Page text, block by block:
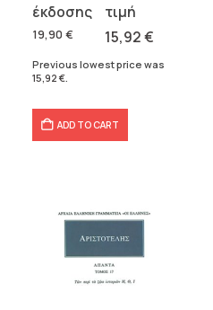
19,90 €
price
was:
15,92€
price
is:
Previous lowest price was
15,92 €
ADD TO CART